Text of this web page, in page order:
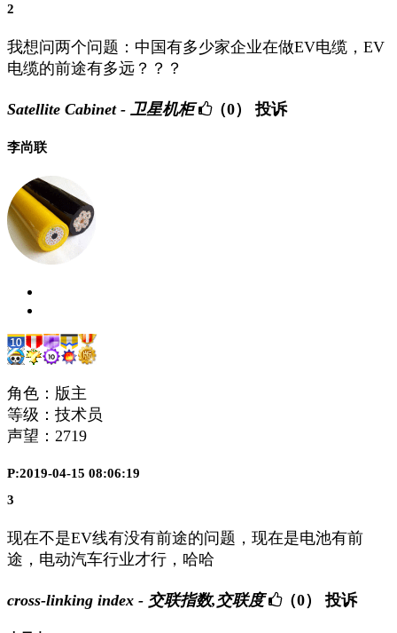
2
我想问两个问题：中国有多少家企业在做EV电缆，EV
电缆的前途有多远？？？
Satellite Cabinet - 卫星机柜 （0） 投诉
李尚联
角色：版主
等级：技术员
声望： 2719
P:2019-04-15 08:06:19
3
现在不是EV线有没有前途的问题，现在是电池有前
途，电动汽车行业才行，哈哈
cross-linking index - 交联指数,交联度 （0） 投诉